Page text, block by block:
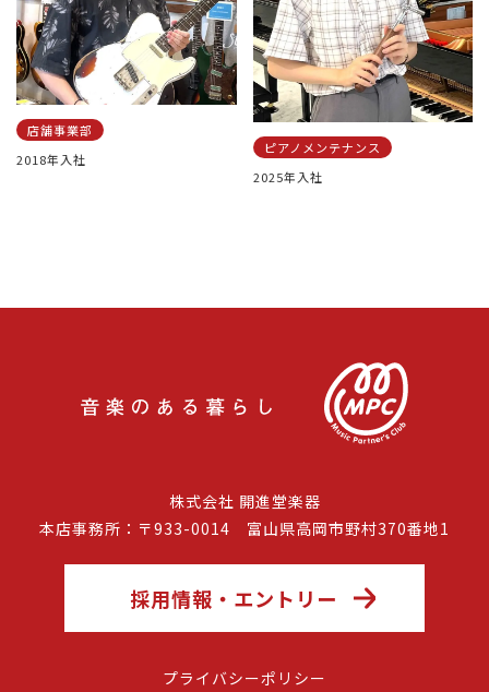
店舗事業部
2018年入社
ピアノメンテナンス
2025年入社
株式会社 開進堂楽器
本店事務所：〒933-0014 富山県高岡市野村370番地1
採用情報・エントリー
プライバシーポリシー